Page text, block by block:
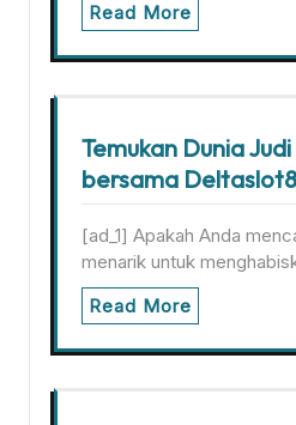
Read More
Temukan Dunia
bersama
[ad_1] Apakah Anda
menarik untuk
Read More